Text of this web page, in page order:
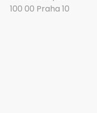
100 00 Praha 10